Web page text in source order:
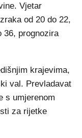
Vjetar
od 20 do 22,
36, prognozira
krajevima,
val. Prevladavat
s umjerenom
za rijetke